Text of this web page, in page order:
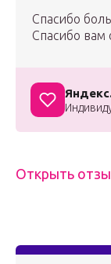
Спасибо
Спасибо вам
Открыть